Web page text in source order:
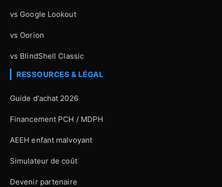
vs Google Lookout
vs Oorion
vs BlindShell Classic
RESSOURCES & LÉGAL
Guide d'achat 2026
Financement PCH / MDPH
AEEH enfant malvoyant
Simulateur de coût
Devenir partenaire